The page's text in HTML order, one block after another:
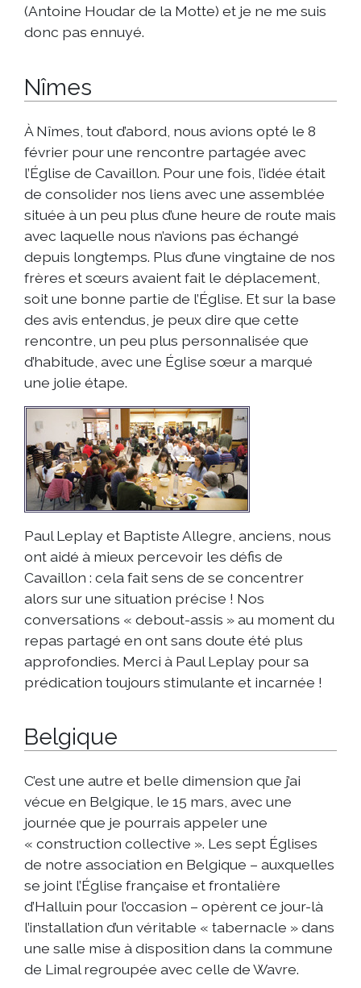
(Antoine Houdar de la Motte) et je ne me suis
donc pas ennuyé.
Nîmes
À Nîmes, tout d’abord, nous avions opté le 8
février pour une rencontre partagée avec
l’Église de Cavaillon. Pour une fois, l’idée était
de consolider nos liens avec une assemblée
située à un peu plus d’une heure de route mais
avec laquelle nous n’avions pas échangé
depuis longtemps. Plus d’une vingtaine de nos
frères et sœurs avaient fait le déplacement,
soit une bonne partie de l’Église. Et sur la base
des avis entendus, je peux dire que cette
rencontre, un peu plus personnalisée que
d’habitude, avec une Église sœur a marqué
une jolie étape.
Paul Leplay et Baptiste Allegre, anciens, nous
ont aidé à mieux percevoir les défis de
Cavaillon : cela fait sens de se concentrer
alors sur une situation précise ! Nos
conversations « debout-assis » au moment du
repas partagé en ont sans doute été plus
approfondies. Merci à Paul Leplay pour sa
prédication toujours stimulante et incarnée !
Belgique
C’est une autre et belle dimension que j’ai
vécue en Belgique, le 15 mars, avec une
journée que je pourrais appeler une
« construction collective ». Les sept Églises
de notre association en Belgique – auxquelles
se joint l’Église française et frontalière
d’Halluin pour l’occasion – opèrent ce jour-là
l’installation d’un véritable « tabernacle » dans
une salle mise à disposition dans la commune
de Limal regroupée avec celle de Wavre.